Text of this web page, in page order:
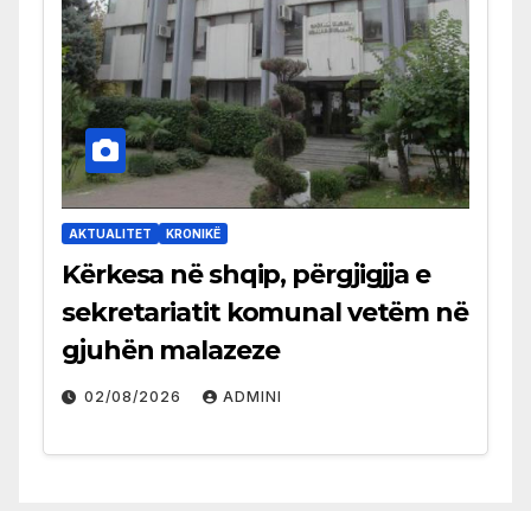
AKTUALITET KRONIKË
Kërkesa në shqip, përgjigjja e
sekretariatit komunal vetëm në
gjuhën malazeze
02/08/2026 ADMINI